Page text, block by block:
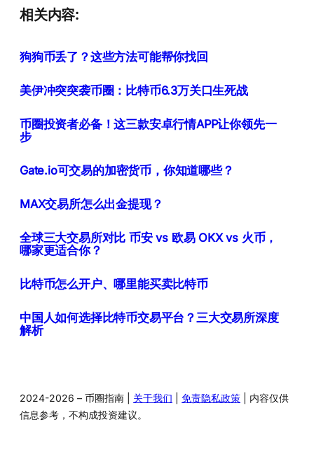
相关内容:
狗狗币丢了？这些方法可能帮你找回
美伊冲突突袭币圈：比特币6.3万关口生死战
币圈投资者必备！这三款安卓行情APP让你领先一
步
Gate.io可交易的加密货币，你知道哪些？
MAX交易所怎么出金提现？
全球三大交易所对比 币安 vs 欧易 OKX vs 火币，
哪家更适合你？
比特币怎么开户、哪里能买卖比特币
中国人如何选择比特币交易平台？三大交易所深度
解析
2024-2026 – 币圈指南 | 关于我们 免责隐私政策 | 内容仅供
信息参考，不构成投资建议。